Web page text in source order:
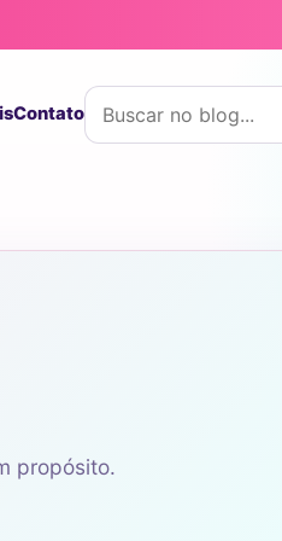
Contato
Buscar por:
propósito.